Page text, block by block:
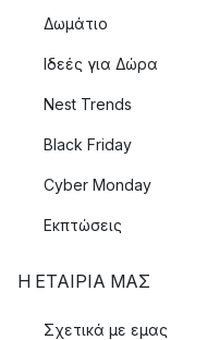
Δωμάτιο
Ιδεές για Δώρα
Nest Trends
Black Friday
Cyber Monday
Εκπτώσεις
Η ΕΤΑΊΡΙΑ ΜΑΣ
Σχετικά με εμας